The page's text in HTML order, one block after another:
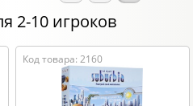
2-10 игроков
Код товара: 2160